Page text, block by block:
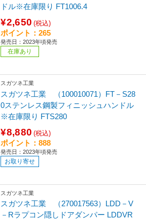
ドル※在庫限り FT1006.4
¥2,650 (税込)
ポイント：265
発売日：2023年頃発売
在庫あり
スガツネ工業
スガツネ工業 （100010071）FT－S28
0ステンレス鋼製フィニッシュハンドル
※在庫限り FTS280
¥8,880 (税込)
ポイント：888
発売日：2023年頃発売
お取り寄せ
スガツネ工業
スガツネ工業 （270017563）LDD－V
－Rラプコン隠しドアダンパー LDDVR